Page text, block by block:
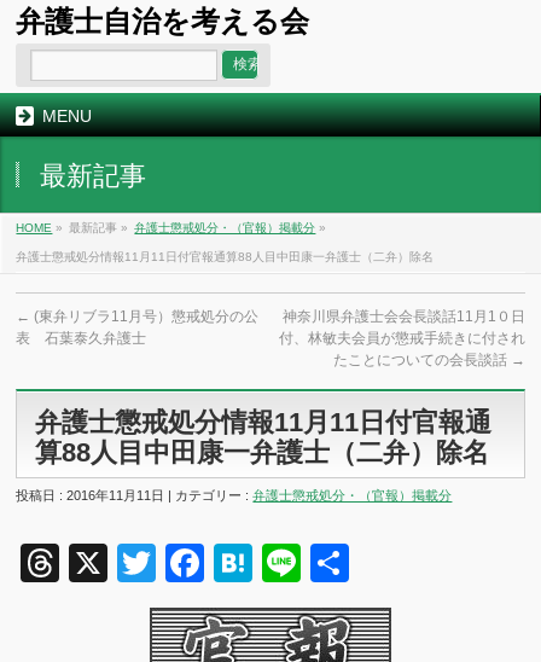
弁護士自治を考える会
MENU
最新記事
HOME » 最新記事 » 弁護士懲戒処分・（官報）掲載分 »
弁護士懲戒処分情報11月11日付官報通算88人目中田康一弁護士（二弁）除名
← (東弁リブラ11月号）懲戒処分の公
表 石葉泰久弁護士
神奈川県弁護士会会長談話11月1０日
付、林敏夫会員が懲戒手続きに付され
たことについての会長談話 →
弁護士懲戒処分情報11月11日付官報通
算88人目中田康一弁護士（二弁）除名
投稿日 : 2016年11月11日 | カテゴリー :弁護士懲戒処分・（官報）掲載分
Threads
X TwitterFacebook
Hatena
Line
有